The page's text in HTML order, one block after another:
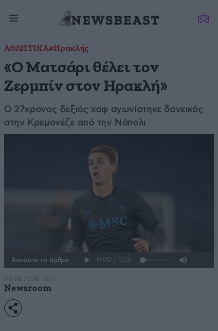
ΑΘΛΗΤΙΚΑ#Ηρακλής
«Ο Ματσάρι θέλει τον
Ζερμπίν στον Ηρακλή»
Ο 27χρονος δεξιός χαφ αγωνίστηκε δανεικός
στην Κρεμονέζε από την Νάπολι
Ακούστε το άρθρο
06·06·2026 15:10
Newsroom